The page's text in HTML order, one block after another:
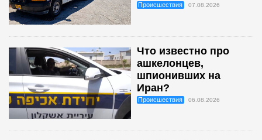
Происшествия 07.08.2026
Что известно про
ашкелонцев,
шпионивших на
Иран?
Происшествия 06.08.2026